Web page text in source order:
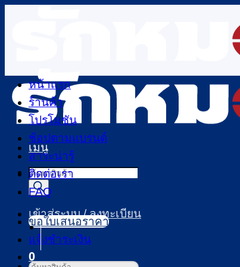
เมนู
Products
search
เข้าสู่ระบบ / ลงทะเบียน
0
หน้าแรก
ร้านค้า
โปรโมชัน
ช้อปตามแบรนด์
สาระน่ารู้
ติดต่อเรา
FAQ
ขอใบเสนอราคา
แจ้งชำระเงิน